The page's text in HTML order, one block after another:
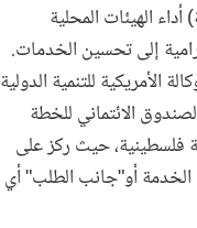
أداء الهيئات المحلية
إلى تحسين الخدمات.
الأمريكية للتنمية الدولية
الائتماني للخطة
المسح حوالي 12 ألف أسرة في أكثر من 380 هيئة محلية فلسطينية، حيث ركز على
الخدمة أو"جانب الطلب" أي